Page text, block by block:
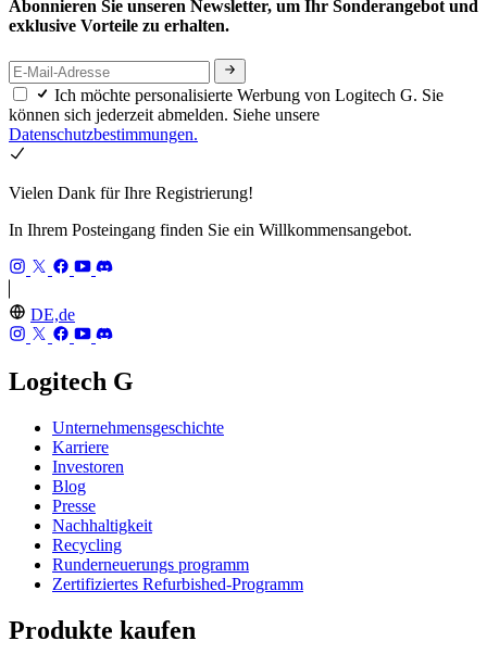
Abonnieren Sie unseren Newsletter, um Ihr Sonderangebot und
exklusive Vorteile zu erhalten.
Ich möchte personalisierte Werbung von Logitech G. Sie
können sich jederzeit abmelden. Siehe unsere
Datenschutzbestimmungen.
Vielen Dank für Ihre Registrierung!
In Ihrem Posteingang finden Sie ein Willkommensangebot.
DE,de
Logitech G
Unternehmensgeschichte
Karriere
Investoren
Blog
Presse
Nachhaltigkeit
Recycling
Runderneuerungs programm
Zertifiziertes Refurbished-Programm
Produkte kaufen